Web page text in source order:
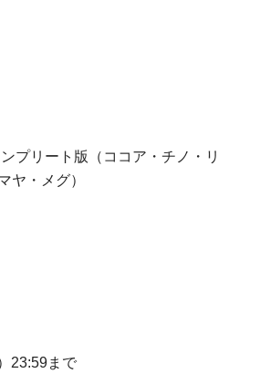
プリート版（ココア・チノ・リ
ヤ・メグ）
23:59まで